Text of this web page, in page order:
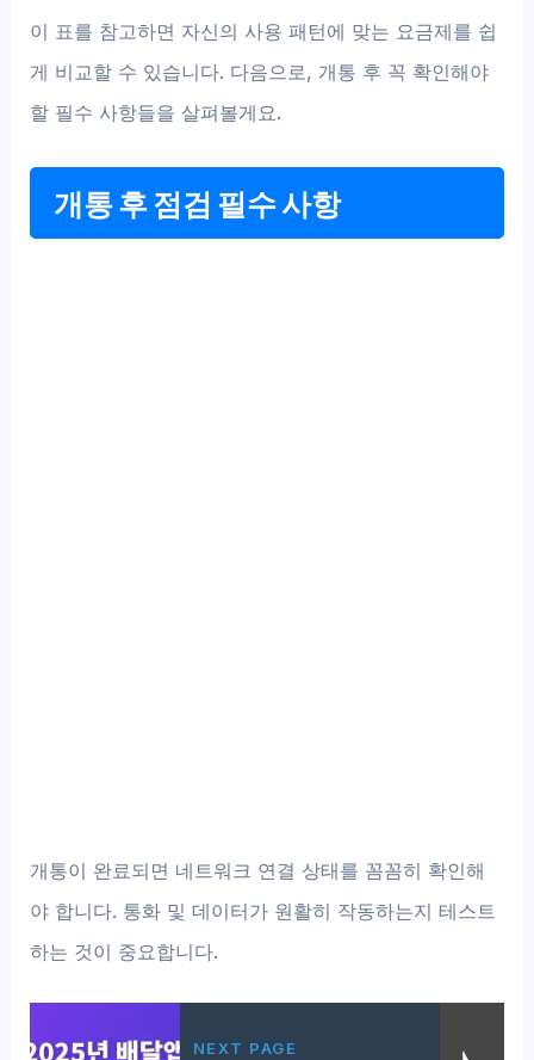
이 표를 참고하면 자신의 사용 패턴에 맞는 요금제를 쉽
게 비교할 수 있습니다. 다음으로, 개통 후 꼭 확인해야
할 필수 사항들을 살펴볼게요.
개통 후 점검 필수 사항
개통이 완료되면 네트워크 연결 상태를 꼼꼼히 확인해
야 합니다. 통화 및 데이터가 원활히 작동하는지 테스트
하는 것이 중요합니다.
NEXT PAGE